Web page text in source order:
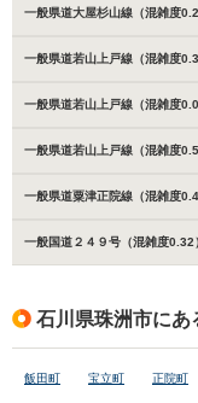
一般県道大屋杉山線（混雑度
一般県道若山上戸線（混雑度
一般県道若山上戸線（混雑度
一般県道若山上戸線（混雑度
一般県道粟津正院線（混雑度
一般国道２４９号（混雑度
石川県珠洲市にあ
飯田町 宝立町 正院町